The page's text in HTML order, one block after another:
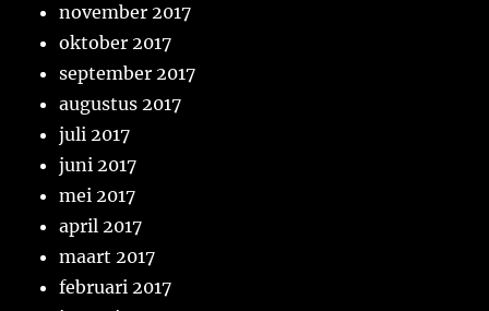
november 2017
oktober 2017
september 2017
augustus 2017
juli 2017
juni 2017
mei 2017
april 2017
maart 2017
februari 2017